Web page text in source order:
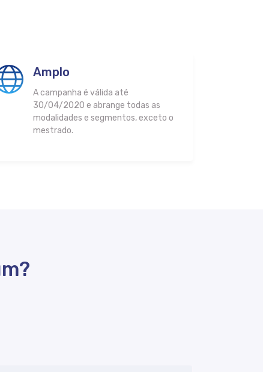
Amplo
A campanha é válida até
30/04/2020 e abrange todas as
modalidades e segmentos, exceto o
mestrado.